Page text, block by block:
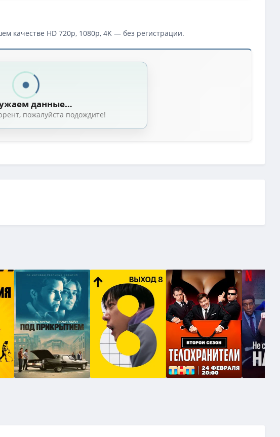
качестве HD 720p, 1080p, 4K — без регистрации.
(3.43 GB, сидов: 232)
192)
экранизация, WEB-DLRip-AVC]
(1.50 GB, сидов: 82)
данные…
пожалуйста подождите!